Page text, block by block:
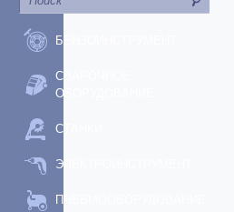
БЕНЗОИНСТРУМЕНТ
СВАРОЧНОЕ
ОБОРУДОВАНИЕ
СТАНКИ
ЭЛЕКТРОИНСТРУМЕНТ
ПНЕВМООБОРУДОВАНИЕ